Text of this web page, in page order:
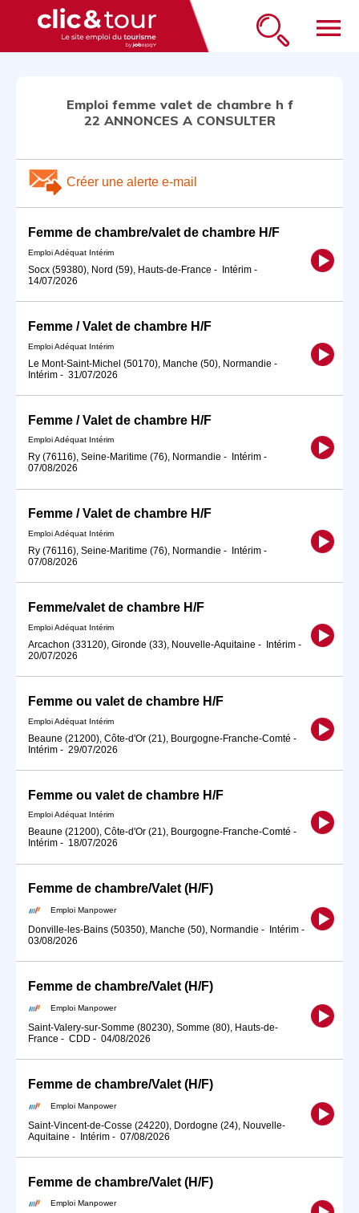
menu
Emploi femme valet de chambre h f
22 ANNONCES A CONSULTER
Créer une alerte e-mail
Femme de chambre/valet de chambre H/F
Emploi Adéquat Intérim
Socx (59380), Nord (59), Hauts-de-France - Intérim -
14/07/2026
Femme / Valet de chambre H/F
Emploi Adéquat Intérim
Le Mont-Saint-Michel (50170), Manche (50), Normandie -
Intérim - 31/07/2026
Femme / Valet de chambre H/F
Emploi Adéquat Intérim
Ry (76116), Seine-Maritime (76), Normandie - Intérim -
07/08/2026
Femme / Valet de chambre H/F
Emploi Adéquat Intérim
Ry (76116), Seine-Maritime (76), Normandie - Intérim -
07/08/2026
Femme/valet de chambre H/F
Emploi Adéquat Intérim
Arcachon (33120), Gironde (33), Nouvelle-Aquitaine - Intérim -
20/07/2026
Femme ou valet de chambre H/F
Emploi Adéquat Intérim
Beaune (21200), Côte-d'Or (21), Bourgogne-Franche-Comté -
Intérim - 29/07/2026
Femme ou valet de chambre H/F
Emploi Adéquat Intérim
Beaune (21200), Côte-d'Or (21), Bourgogne-Franche-Comté -
Intérim - 18/07/2026
Femme de chambre/Valet (H/F)
Emploi Manpower
Donville-les-Bains (50350), Manche (50), Normandie - Intérim -
03/08/2026
Femme de chambre/Valet (H/F)
Emploi Manpower
Saint-Valery-sur-Somme (80230), Somme (80), Hauts-de-
France - CDD - 04/08/2026
Femme de chambre/Valet (H/F)
Emploi Manpower
Saint-Vincent-de-Cosse (24220), Dordogne (24), Nouvelle-
Aquitaine - Intérim - 07/08/2026
Femme de chambre/Valet (H/F)
Emploi Manpower